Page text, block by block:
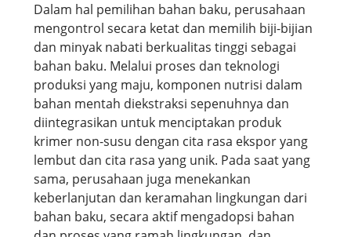
Dalam hal pemilihan bahan baku, perusahaan
mengontrol secara ketat dan memilih biji-bijian
dan minyak nabati berkualitas tinggi sebagai
bahan baku. Melalui proses dan teknologi
produksi yang maju, komponen nutrisi dalam
bahan mentah diekstraksi sepenuhnya dan
diintegrasikan untuk menciptakan produk
krimer non-susu dengan cita rasa ekspor yang
lembut dan cita rasa yang unik. Pada saat yang
sama, perusahaan juga menekankan
keberlanjutan dan keramahan lingkungan dari
bahan baku, secara aktif mengadopsi bahan